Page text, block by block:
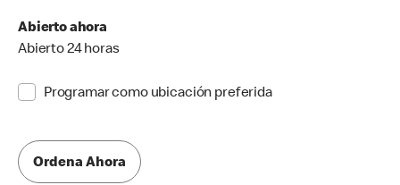
Abierto ahora
Abierto 24 horas
Programar como ubicación preferida
Ordena Ahora